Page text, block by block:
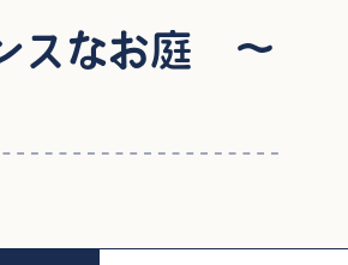
スなお庭 ～